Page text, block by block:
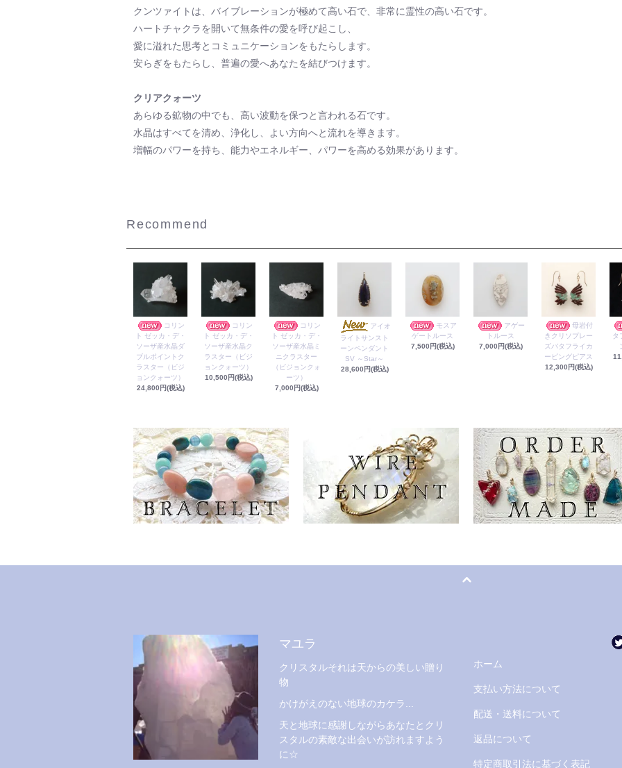
クンツァイトは、バイブレーションが極めて高い石で、非常に霊性の高い石です。
ハートチャクラを開いて無条件の愛を呼び起こし、
愛に溢れた思考とコミュニケーションをもたらします。
安らぎをもたらし、普遍の愛へあなたを結びつけます。
クリアクォーツ
あらゆる鉱物の中でも、高い波動を保つと言われる石です。
水晶はすべてを清め、浄化し、よい方向へと流れを導きます。
増幅のパワーを持ち、能力やエネルギー、パワーを高める効果があります。
Recommend
コリン
ト ゼッカ・デ・
ソーザ産水晶ダ
ブルポイントク
ラスター（ビジ
ョンクォーツ）
24,800円(税込)
コリン
ト ゼッカ・デ・
ソーザ産水晶ク
ラスター（ビジ
ョンクォーツ）
10,500円(税込)
コリン
ト ゼッカ・デ・
ソーザ産水晶ミ
ニクラスター
（ビジョンクォ
ーツ）
7,000円(税込)
アイオ
ライトサンスト
ーンペンダント
SV ～Star～
28,600円(税込)
モスア
ゲートルース
7,500円(税込)
アゲー
トルース
7,000円(税込)
母岩付
きクリソプレー
ズバタフライカ
ービングピアス
12,300円(税込)
タ
マユラ
クリスタルそれは天からの美しい贈り
物
かけがえのない地球のカケラ...
天と地球に感謝しながらあなたとクリ
スタルの素敵な出会いが訪れますよう
に☆
ホーム
支払い方法について
配送・送料について
返品について
特定商取引法に基づく表記